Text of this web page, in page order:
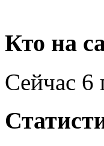
Кто на
Сейчас 6